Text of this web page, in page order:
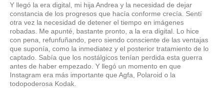
Y llegó la era digital, mi hija Andrea y la necesidad de dejar
constancia de los progresos que hacía conforme crecía. Sentí
otra vez la necesidad de detener el tiempo en imágenes
robadas. Me apunté, bastante pronto, a la era digital. Lo hice
con pena, refunfuñando, pero siendo consciente de las ventajas
que suponía, como la inmediatez y el posterior tratamiento de lo
captado. Sabía que los nostálgicos tenían perdida esta guerra
antes de haber empezado. Y llegó un momento en que
Instagram era más importante que Agfa, Polaroid o la
todopoderosa Kodak.